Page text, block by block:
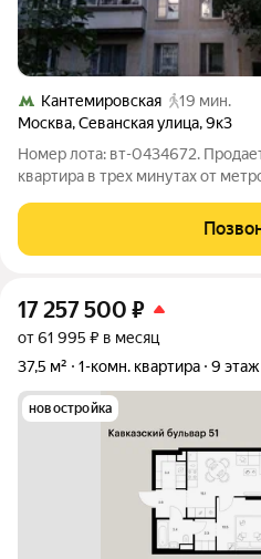
Кантемировская
19 мин.
Москва,Севанская улица,9к3
Номер лота: вт-0434672.
квартира в трех минутах от
и полноценный совмещенный
м. Окна квартиры
17 257 500 ₽
от 61 995 ₽ в месяц
37,5 м²
1-комн. квартира 9 этаж
новостройка